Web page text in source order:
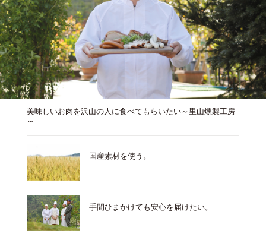
美味しいお肉を沢山の人に食べてもらいたい～里山燻製工房
～
国産素材を使う。
手間ひまかけても安心を届けたい。